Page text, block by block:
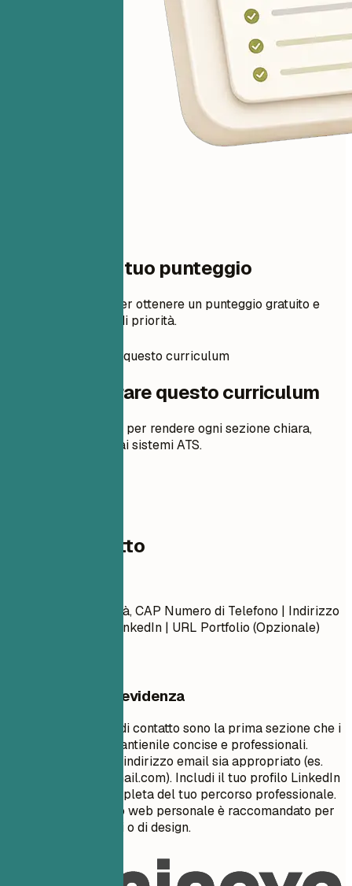
Un passo dal tuo punteggio
Aggiungi il tuo CV per ottenere un punteggio gratuito e
modifiche in ordine di priorità.
Come preparare questo curriculum
Come preparare questo curriculum
Suggerimenti pratici per rendere ogni sezione chiara,
pertinente e adatta ai sistemi ATS.
Dati di contatto
Nome Cognome Città, CAP Numero di Telefono | Indirizzo
Email URL Profilo LinkedIn | URL Portfolio (Opzionale)
Cosa mettere in evidenza
Le tue informazioni di contatto sono la prima sezione che i
recruiter vedono. Mantienile concise e professionali.
Assicurati che il tuo indirizzo email sia appropriato (es.
nome.cognome@gmail.com). Includi il tuo profilo LinkedIn
per una visione completa del tuo percorso professionale.
Un portfolio o un sito web personale è raccomandato per
ruoli creativi, tecnici o di design.